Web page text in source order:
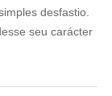
desfastio.
seu carácter